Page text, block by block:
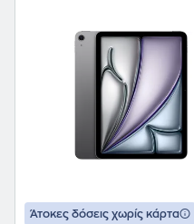
Άτοκες δόσεις χωρίς κάρτα